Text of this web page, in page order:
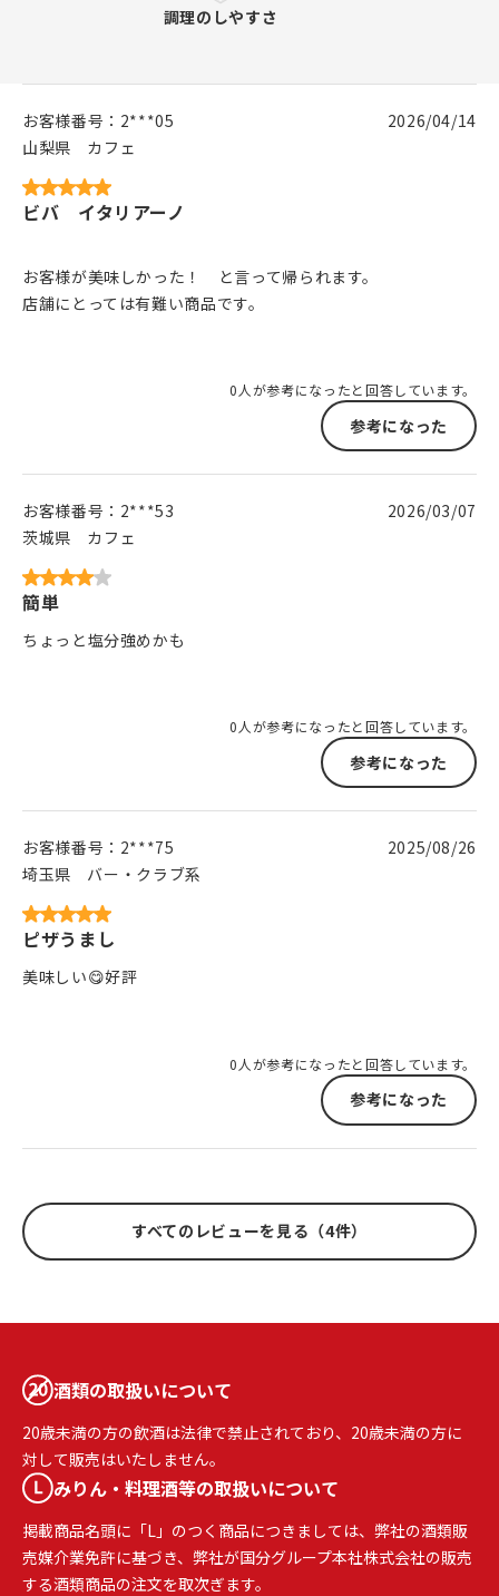
お客様番号： 2***05
山梨県
カフェ
2026/04/14
ビバ イタリアーノ
お客様が美味しかった！ と言って帰られます。
店舗にとっては有難い商品です。
0人が参考になったと回答しています。
参考になった
お客様番号： 2***53
茨城県
カフェ
2026/03/07
簡単
ちょっと塩分強めかも
0人が参考になったと回答しています。
参考になった
お客様番号： 2***75
埼玉県
バー・クラブ系
2025/08/26
ピザうまし
美味しい😋好評
0人が参考になったと回答しています。
参考になった
すべてのレビューを見る（4件）
酒類の取扱いについて
20歳未満の方の飲酒は法律で禁止されており、20歳未満の方に
対して販売はいたしません。
みりん・料理酒等の取扱いについて
掲載商品名頭に「L」のつく商品につきましては、弊社の酒類販
売媒介業免許に基づき、弊社が国分グループ本社株式会社の販売
する酒類商品の注文を取次ぎます。